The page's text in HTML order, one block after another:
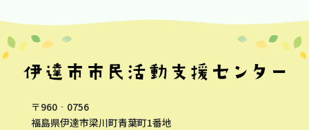
〒960‐0756
福島県伊達市梁川町青葉町1番地